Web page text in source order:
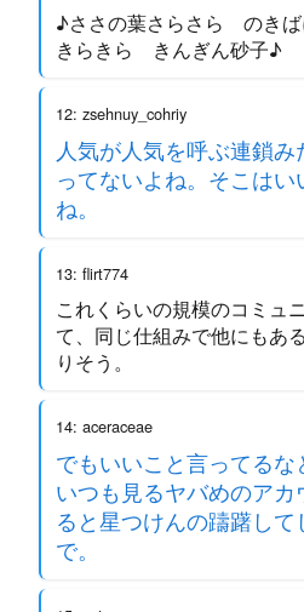
♪ささの葉さらさら のき
きらきら きんぎん砂子♪
12: zsehnuy_cohriy
人気が人気を呼ぶ連鎖
ってないよね。そこはい
ね。
13: flirt774
これくらいの規模のコミュ
て、同じ仕組みで他にもあ
りそう。
14: aceraceae
でもいいこと言ってるな
いつも見るヤバめのア
ると星つけんの躊躇し
で。